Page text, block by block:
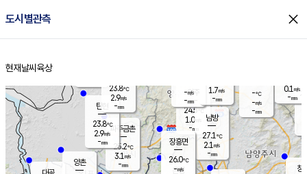
도시별관측 close
홈
현재날씨 육상
양주
24.5℃
1.0
-mm
파주금촌
25.2℃
3.1 m/s
-mm
-℃
-m/s
-mm
창
탄현
23.8℃
2.9m/s
-mm
0.1 m/s
-mm
양촌
은평
남방
27.1℃
2.1 m/s
-mm
장흥면
26.0℃
-m/s
-m/s
-mm
23.8℃
2.9m/s
-mm
1.7m/s
-mm